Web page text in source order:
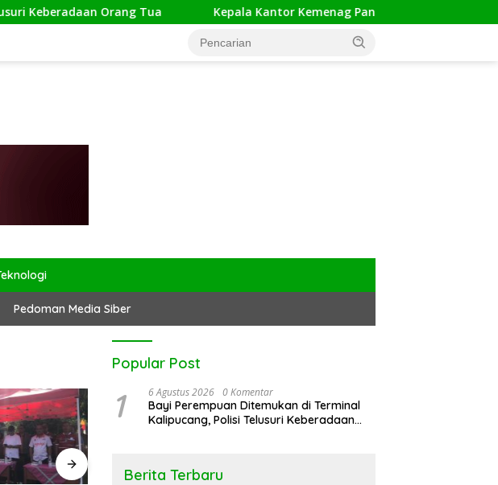
Orang Tua Kepala Kantor Kemenag Pangandaran Apresiasi
Pedoman Media Siber
Popular Post
1 6 Agustus 2026 0 Komentar
Bayi Perempuan Ditemukan di Terminal
Kalipucang, Polisi Telusuri Keberadaan
Berita Terbaru